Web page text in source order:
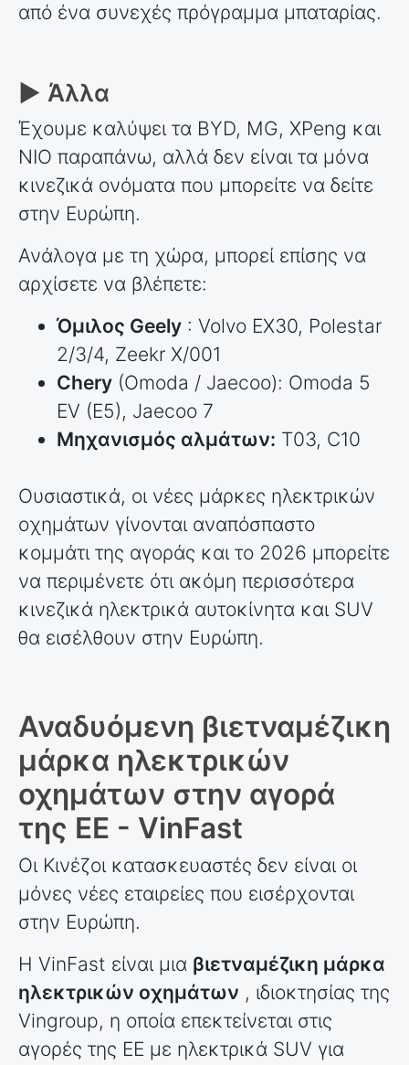
από ένα συνεχές πρόγραμμα μπαταρίας.
► Άλλα
Έχουμε καλύψει τα BYD, MG, XPeng και
NIO παραπάνω, αλλά δεν είναι τα μόνα
κινεζικά ονόματα που μπορείτε να δείτε
στην Ευρώπη.
Ανάλογα με τη χώρα, μπορεί επίσης να
αρχίσετε να βλέπετε:
Όμιλος Geely : Volvo EX30, Polestar
2/3/4, Zeekr X/001
Chery (Omoda / Jaecoo): Omoda 5
EV (E5), Jaecoo 7
Μηχανισμός αλμάτων: T03, C10
Ουσιαστικά, οι νέες μάρκες ηλεκτρικών
οχημάτων γίνονται αναπόσπαστο
κομμάτι της αγοράς και το 2026 μπορείτε
να περιμένετε ότι ακόμη περισσότερα
κινεζικά ηλεκτρικά αυτοκίνητα και SUV
θα εισέλθουν στην Ευρώπη.
Αναδυόμενη βιετναμέζικη
μάρκα ηλεκτρικών
οχημάτων στην αγορά
της ΕΕ - VinFast
Οι Κινέζοι κατασκευαστές δεν είναι οι
μόνες νέες εταιρείες που εισέρχονται
στην Ευρώπη.
Η VinFast είναι μια βιετναμέζικη μάρκα
ηλεκτρικών οχημάτων , ιδιοκτησίας της
Vingroup, η οποία επεκτείνεται στις
αγορές της ΕΕ με ηλεκτρικά SUV για